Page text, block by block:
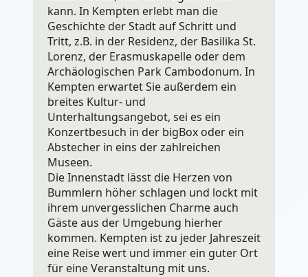
kann. In Kempten erlebt man die
Geschichte der Stadt auf Schritt und
Tritt, z.B. in der Residenz, der Basilika St.
Lorenz, der Erasmuskapelle oder dem
Archäologischen Park Cambodonum. In
Kempten erwartet Sie außerdem ein
breites Kultur- und
Unterhaltungsangebot, sei es ein
Konzertbesuch in der bigBox oder ein
Abstecher in eins der zahlreichen
Museen.
Die Innenstadt lässt die Herzen von
Bummlern höher schlagen und lockt mit
ihrem unvergesslichen Charme auch
Gäste aus der Umgebung hierher
kommen. Kempten ist zu jeder Jahreszeit
eine Reise wert und immer ein guter Ort
für eine Veranstaltung mit uns.